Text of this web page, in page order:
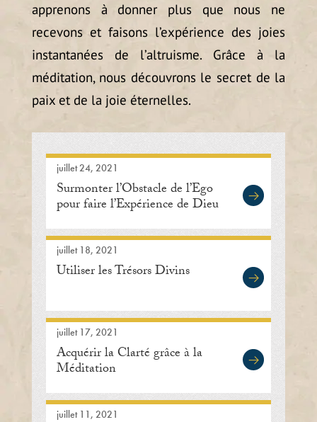
apprenons à donner plus que nous ne
recevons et faisons l’expérience des joies
instantanées de l’altruisme. Grâce à la
méditation, nous découvrons le secret de la
paix et de la joie éternelles.
juillet 24, 2021
Surmonter l’Obstacle de l’Ego
pour faire l’Expérience de Dieu
juillet 18, 2021
Utiliser les Trésors Divins
juillet 17, 2021
Acquérir la Clarté grâce à la
Méditation
juillet 11, 2021